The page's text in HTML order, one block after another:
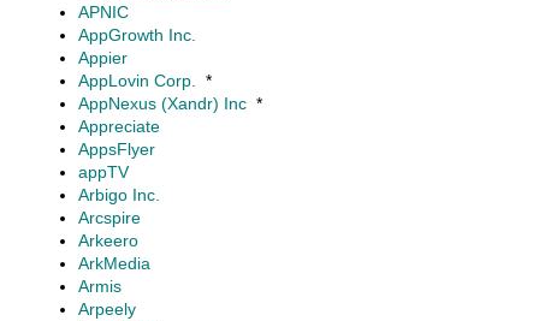
APNIC
AppGrowth Inc.
Appier
AppLovin Corp.
*
AppNexus (Xandr) Inc *
Appreciate
AppsFlyer
appTV
Arbigo Inc.
Arcspire
Arkeero
ArkMedia
Armis
Arpeely